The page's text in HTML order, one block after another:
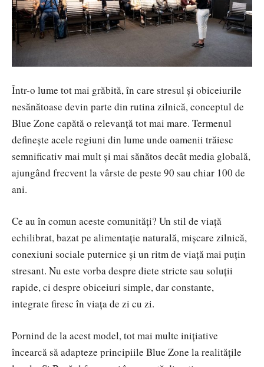
Într-o lume tot mai grăbită, în care stresul și obiceiurile
nesănătoase devin parte din rutina zilnică, conceptul de
Blue Zone capătă o relevanță tot mai mare. Termenul
definește acele regiuni din lume unde oamenii trăiesc
semnificativ mai mult și mai sănătos decât media globală,
ajungând frecvent la vârste de peste 90 sau chiar 100 de
ani.
Ce au în comun aceste comunități? Un stil de viață
echilibrat, bazat pe alimentație naturală, mișcare zilnică,
conexiuni sociale puternice și un ritm de viață mai puțin
stresant. Nu este vorba despre diete stricte sau soluții
rapide, ci despre obiceiuri simple, dar constante,
integrate firesc în viața de zi cu zi.
Pornind de la acest model, tot mai multe inițiative
încearcă să adapteze principiile Blue Zone la realitățile